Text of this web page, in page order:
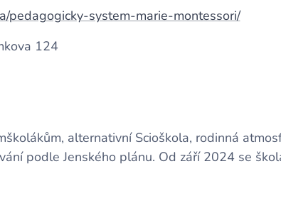
pedagogicky-system-marie-montessori/
124
alternativní Scioškola, rodinná
podle Jenského plánu. Od září 2024 se